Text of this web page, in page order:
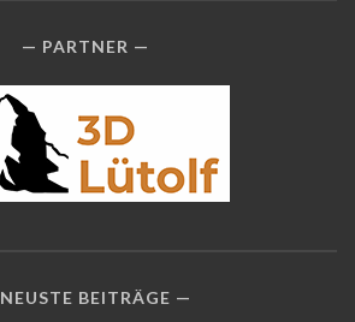
PARTNER
NEUSTE BEITRÄGE